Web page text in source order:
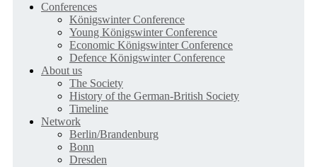
Conferences
Königswinter Conference
Young Königswinter Conference
Economic Königswinter Conference
Defence Königswinter Conference
About us
The Society
History of the German-British Society
Timeline
Network
Berlin/Brandenburg
Bonn
Dresden